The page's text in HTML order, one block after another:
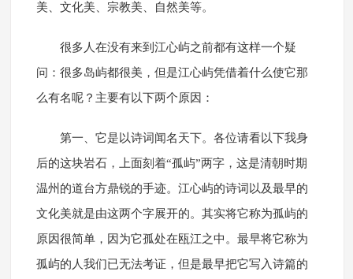
美、文化美、宗教美、自然美等。
很多人在没有来到江心屿之前都有这样一个疑
问：很多岛屿都很美，但是江心屿凭借着什么使它那
么有名呢？主要有以下两个原因：
第一、它是以诗词闻名天下。各位请看以下我身
后的这块岩石，上面刻着“孤屿”两字，这是清朝时期
温州的道台方鼎锐的手迹。江心屿的诗词以及最早的
文化美就是由这两个字展开的。其实将它称为孤屿的
原因很简单，因为它孤处在瓯江之中。最早将它称为
孤屿的人我们已无法考证，但是最早把它写入诗篇的